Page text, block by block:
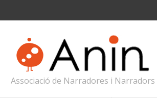
Associació de Narradores i Narradors